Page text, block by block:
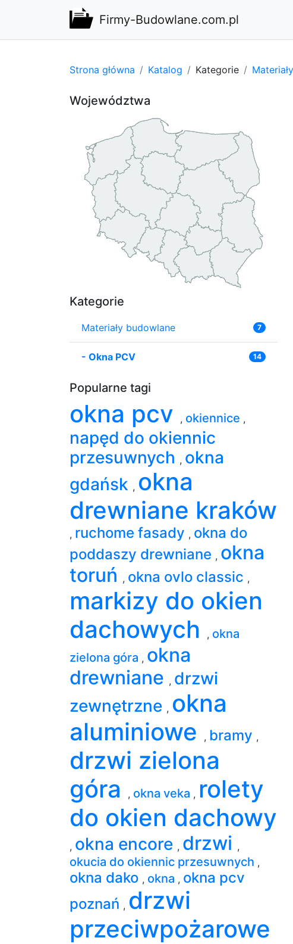
Firmy-Budowlane.com.pl
Strona główna Katalog Kategorie
Województwa
Kategorie
Materiały budowlane 7
- Okna PCV 14
Popularne tagi
okna pcv , okiennice ,
napęd do okiennic
przesuwnych , okna
gdańsk , okna
drewniane kraków
, ruchome fasady , okna do
poddaszy drewniane , okna
toruń , okna ovlo classic ,
markizy do okien
dachowych
, okna
zielona góra , okna
drewniane , drzwi
zewnętrzne , okna
aluminiowe
, bramy ,
drzwi zielona
góra
, okna veka , rolety
do okien dachowy
, okna encore , drzwi ,
okucia do okiennic przesuwnych ,
okna dako , okna , okna pcv
poznań , drzwi
przeciwpożarowe